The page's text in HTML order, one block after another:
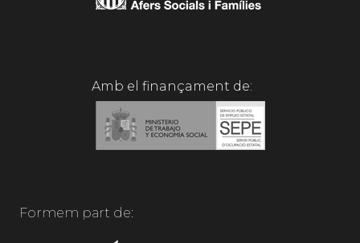
Amb el finançament de:
Formem part de: